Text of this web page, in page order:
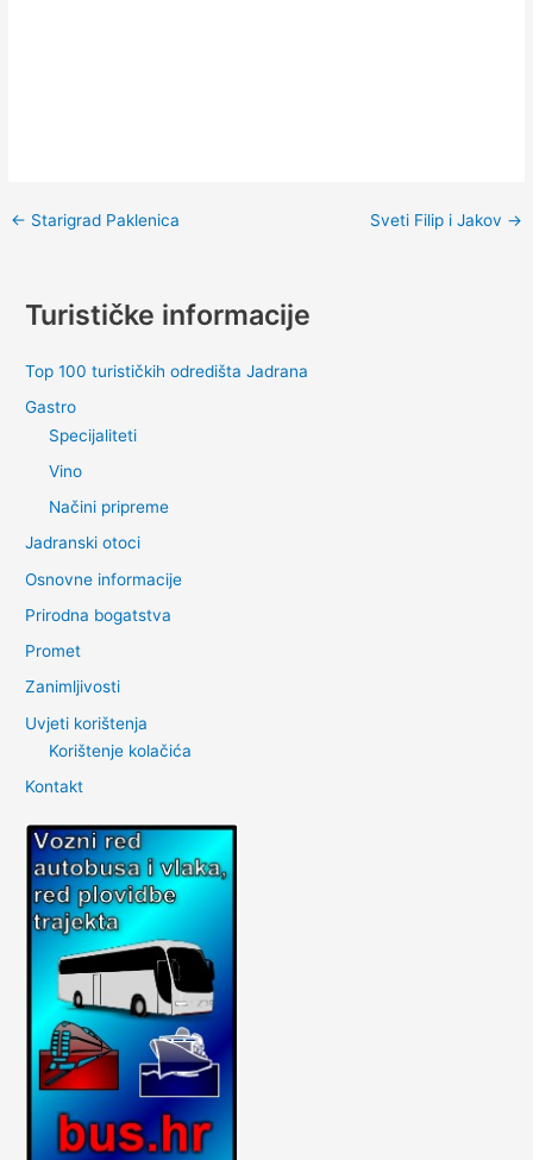
← Starigrad Paklenica Sveti Filip i Jakov →
Turističke informacije
Top 100 turističkih odredišta Jadrana
Gastro
Specijaliteti
Vino
Načini pripreme
Jadranski otoci
Osnovne informacije
Prirodna bogatstva
Promet
Zanimljivosti
Uvjeti korištenja
Korištenje kolačića
Kontakt